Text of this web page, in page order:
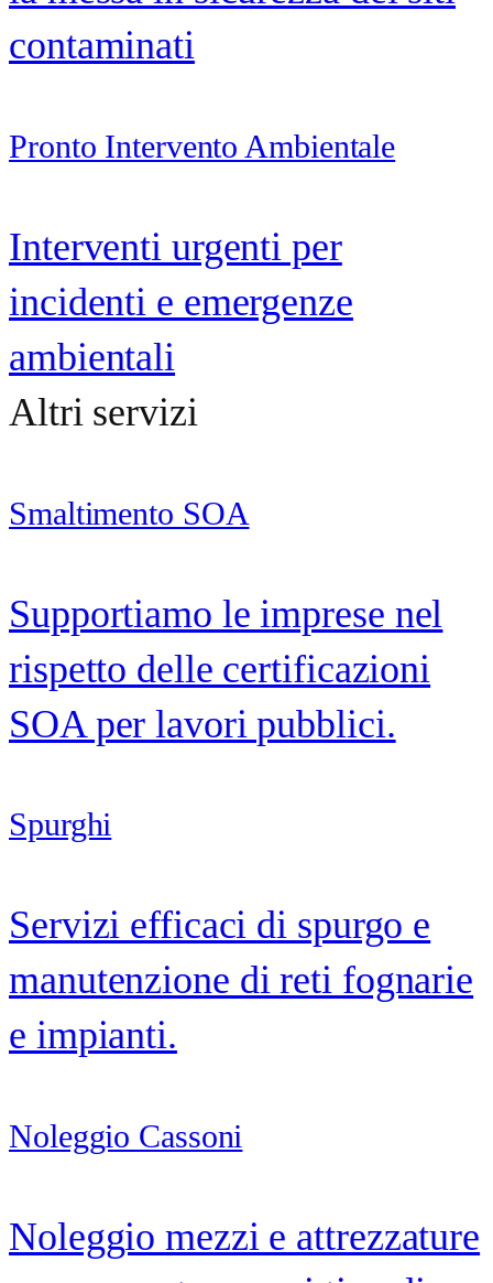
contaminati
Pronto Intervento Ambientale
Interventi urgenti per
incidenti e emergenze
ambientali
Altri servizi
Smaltimento SOA
Supportiamo le imprese nel
rispetto delle certificazioni
SOA per lavori pubblici.
Spurghi
Servizi efficaci di spurgo e
manutenzione di reti fognarie
e impianti.
Noleggio Cassoni
Noleggio mezzi e attrezzature